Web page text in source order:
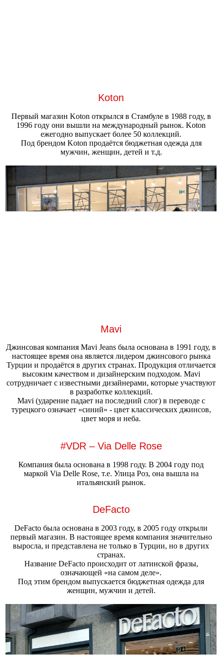
Koton
Первый магазин Koton открылся в Стамбуле в 1988 году, в
1996 году они вышли на международный рынок. Koton
ежегодно выпускает более 50 коллекций.
Под брендом Koton продаётся бюджетная одежда для
мужчин, женщин, детей и т.д.
Mavi
Джинсовая компания Mavi Jeans была основана в 1991 году, в
настоящее время она является лидером джинсового рынка
Турции и продаётся в других странах. Продукция отличается
высоким качеством и дизайнерским подходом. Mavi
сотрудничает с известными дизайнерами, которые участвуют
в разработке коллекций.
Mavi (ударение падает на последний слог) в переводе с
турецкого означает «синий» - цвет классических джинсов,
цвет моря и неба.
#VDR – Via Delle Rose
Компания была основана в 1998 году. В 2004 году под
маркой Via Delle Rose, т.е. Улица Роз, она вышла на
итальянский рынок.
DeFacto
DeFacto была основана в 2003 году, в 2005 году открыли
первый магазин. В настоящее время компания значительно
выросла, и представлена не только в Турции, но в других
странах.
Название DeFacto происходит от латинской фразы,
означающей «на самом деле».
Под этим брендом выпускается бюджетная одежда для
женщин, мужчин и детей.